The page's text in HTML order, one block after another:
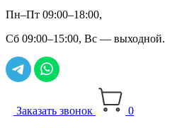
Пн–Пт 09:00–18:00,
Сб 09:00–15:00, Вс — выходной.
Заказать звонок
0